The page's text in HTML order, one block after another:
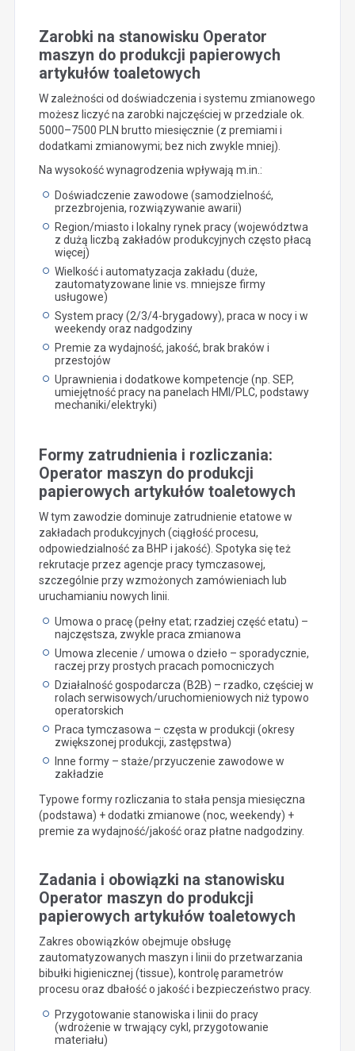
Zarobki na stanowisku Operator
maszyn do produkcji papierowych
artykułów toaletowych
W zależności od doświadczenia i systemu zmianowego
możesz liczyć na zarobki najczęściej w przedziale ok.
5000–7500 PLN brutto miesięcznie (z premiami i
dodatkami zmianowymi; bez nich zwykle mniej).
Na wysokość wynagrodzenia wpływają m.in.:
Doświadczenie zawodowe (samodzielność,
przezbrojenia, rozwiązywanie awarii)
Region/miasto i lokalny rynek pracy (województwa
z dużą liczbą zakładów produkcyjnych często płacą
więcej)
Wielkość i automatyzacja zakładu (duże,
zautomatyzowane linie vs. mniejsze firmy
usługowe)
System pracy (2/3/4-brygadowy), praca w nocy i w
weekendy oraz nadgodziny
Premie za wydajność, jakość, brak braków i
przestojów
Uprawnienia i dodatkowe kompetencje (np. SEP,
umiejętność pracy na panelach HMI/PLC, podstawy
mechaniki/elektryki)
Formy zatrudnienia i rozliczania:
Operator maszyn do produkcji
papierowych artykułów toaletowych
W tym zawodzie dominuje zatrudnienie etatowe w
zakładach produkcyjnych (ciągłość procesu,
odpowiedzialność za BHP i jakość). Spotyka się też
rekrutacje przez agencje pracy tymczasowej,
szczególnie przy wzmożonych zamówieniach lub
uruchamianiu nowych linii.
Umowa o pracę (pełny etat; rzadziej część etatu) –
najczęstsza, zwykle praca zmianowa
Umowa zlecenie / umowa o dzieło – sporadycznie,
raczej przy prostych pracach pomocniczych
Działalność gospodarcza (B2B) – rzadko, częściej w
rolach serwisowych/uruchomieniowych niż typowo
operatorskich
Praca tymczasowa – częsta w produkcji (okresy
zwiększonej produkcji, zastępstwa)
Inne formy – staże/przyuczenie zawodowe w
zakładzie
Typowe formy rozliczania to stała pensja miesięczna
(podstawa) + dodatki zmianowe (noc, weekendy) +
premie za wydajność/jakość oraz płatne nadgodziny.
Zadania i obowiązki na stanowisku
Operator maszyn do produkcji
papierowych artykułów toaletowych
Zakres obowiązków obejmuje obsługę
zautomatyzowanych maszyn i linii do przetwarzania
bibułki higienicznej (tissue), kontrolę parametrów
procesu oraz dbałość o jakość i bezpieczeństwo pracy.
Przygotowanie stanowiska i linii do pracy
(wdrożenie w trwający cykl, przygotowanie
materiału)